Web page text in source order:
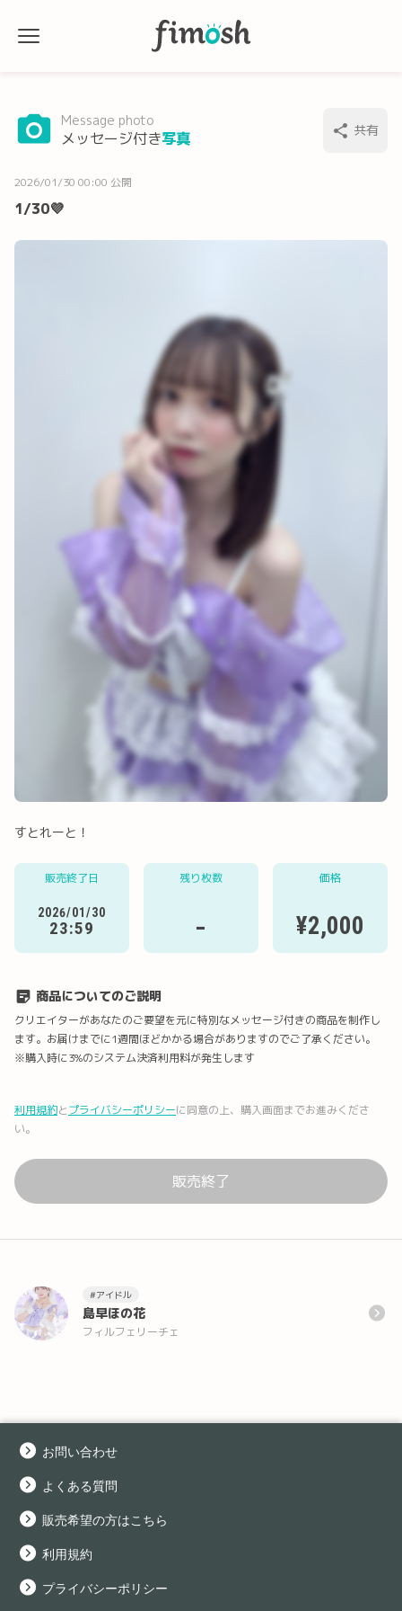
Message photo
メッセージ付き写真 共有
2026/01/30 00:00 公開
1/30💜
すとれーと！
販売終了日
2026/01/30
23:59
残り枚数
-
価格
¥2,000
商品についてのご説明
クリエイターがあなたのご要望を元に特別なメッセージ付きの商品を制作し
ます。お届けまでに1週間ほどかかる場合がありますのでご了承ください。
※購入時に3%のシステム決済利用料が発生します
利用規約とプライバシーポリシーに同意の上、購入画面までお進みくださ
い。
販売終了
#アイドル
島早ほの花
フィルフェリーチェ
お問い合わせ
よくある質問
販売希望の方はこちら
利用規約
プライバシーポリシー
Twitter LINE Facebook
URLコピー